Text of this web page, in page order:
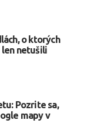
o ktorých
netušili
Pozrite sa,
mapy v